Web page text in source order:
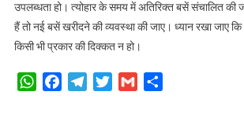
उपलब्धता हो। त्योहार के समय में अतिरिक्त बसें संचालित की
हैं तो नई बसें खरीदने की व्यवस्था की जाए। ध्यान रखा जाए
किसी भी प्रकार की दिक्कत न हो।
WhatsAppFacebookTelegramTwitterGmail